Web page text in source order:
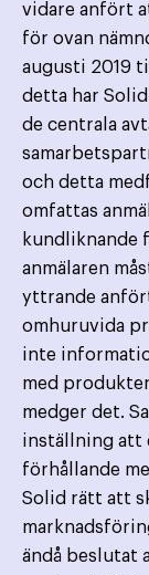
vidare anfört
för ovan
augusti 2019
detta har
de centrala
och detta
omfattas
kundliknande
anmälaren
yttrande
omhuruvida
inte
med
medger det.
inställning att
förhållande
Solid rätt att
ändå beslutat